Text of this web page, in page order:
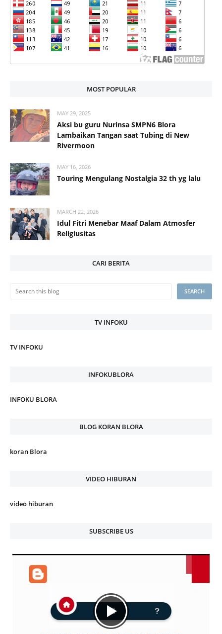
MOST POPULAR
MAY 29, 2025
Aksi bu guru Nurinsa SMPN6 Blora
Lambaikan Tangan saat Tubing di New
Rivermoon
MAY 16, 2026
Touring Mengulang Nostalgia 32 th yg lalu
MARCH 22, 2026
Idul Fitri Menebar Maaf Dalam Atmosfer
Religiusitas
CARI BERITA
TV INFOKU
TV INFOKU
INFOKUBLORA
INFOKU BLORA
BLOG KORAN BLORA
koran Blora
VIDEO HIBURAN
video hiburan
SUBSCRIBE US